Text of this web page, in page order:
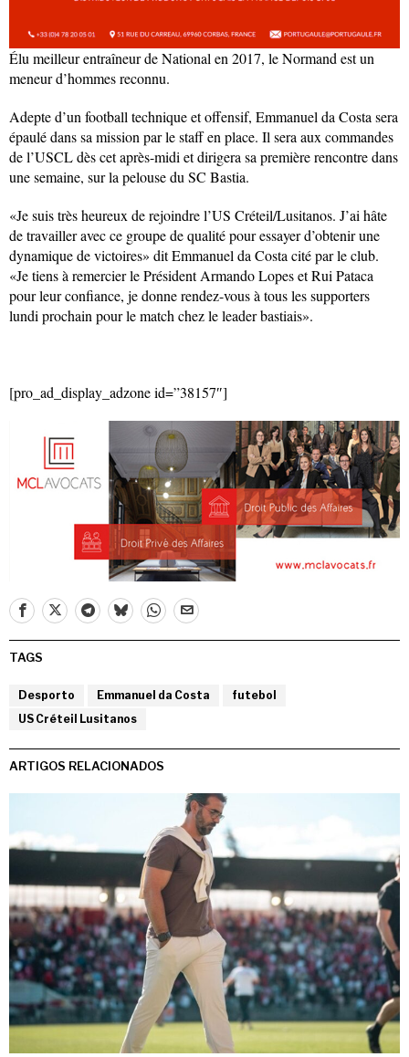
Élu meilleur entraîneur de National en 2017, le Normand est un
meneur d’hommes reconnu.
Adepte d’un football technique et offensif, Emmanuel da Costa sera
épaulé dans sa mission par le staff en place. Il sera aux commandes
de l’USCL dès cet après-midi et dirigera sa première rencontre dans
une semaine, sur la pelouse du SC Bastia.
«Je suis très heureux de rejoindre l’US Créteil/Lusitanos. J’ai hâte
de travailler avec ce groupe de qualité pour essayer d’obtenir une
dynamique de victoires» dit Emmanuel da Costa cité par le club.
«Je tiens à remercier le Président Armando Lopes et Rui Pataca
pour leur confiance, je donne rendez-vous à tous les supporters
lundi prochain pour le match chez le leader bastiais».
[pro_ad_display_adzone id=”38157″]
TAGS
Desporto Emmanuel da Costa
futebol
US Créteil Lusitanos
ARTIGOS RELACIONADOS